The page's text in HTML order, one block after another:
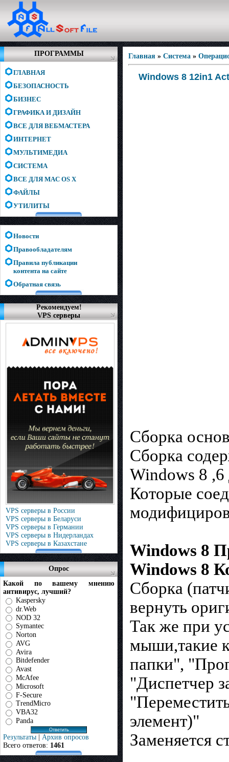
ПРОГРАММЫ
ГЛАВНАЯ
БЕЗОПАСНОСТЬ
БИЗНЕС
ГРАФИКА И ДИЗАЙН
ВСЕ ДЛЯ ВЕБМАСТЕРА
ИНТЕРНЕТ
МУЛЬТИМЕДИА
СИСТЕМА
ВСЕ ДЛЯ MAC OS X
ФАЙЛЫ
УТИЛИТЫ
Новости
Правообладателям
Правила публикации
контента на сайте
Обратная связь
Рекомендуем!
VPS серверы
VPS серверы в России
VPS серверы в Беларуси
VPS серверы в Германии
VPS серверы в Нидерландах
VPS серверы в Казахстане
Опрос
Какой по вашему мнению
антивирус, лучший?
Kaspersky
dr.Web
NOD 32
Symantec
Norton
AVG
Avira
Bitdefender
Avast
McAfee
Microsoft
F-Secure
TrendMicro
VBA32
Panda
Результаты | Архив опросов
Всего ответов: 1461
Главная » Система »
Windows 8 12in1
Сборка
Сборка
Windows 8 ,6
Которые
Windows 8
Windows 8
Сборка
вернуть
Так же при
мыши,такие
папки",
"Диспетчер
элемент)"
Заменяется